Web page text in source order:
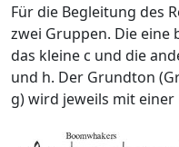
Für die Begleitung des
zwei Gruppen. Die eine
das kleine c und die
und h. Der Grundton
g) wird jeweils mit einer